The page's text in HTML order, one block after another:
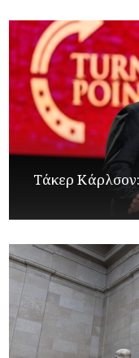
Τάκερ Κάρλσον: